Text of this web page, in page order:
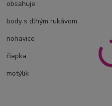
obsahuje :
body s dlhým rukávom
nohavice
čiapka
motýlik